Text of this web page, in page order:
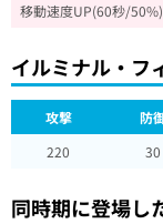
移動速度UP(60秒/50%)
イルミナル・フ
攻撃 防
220
30
同時期に登場し